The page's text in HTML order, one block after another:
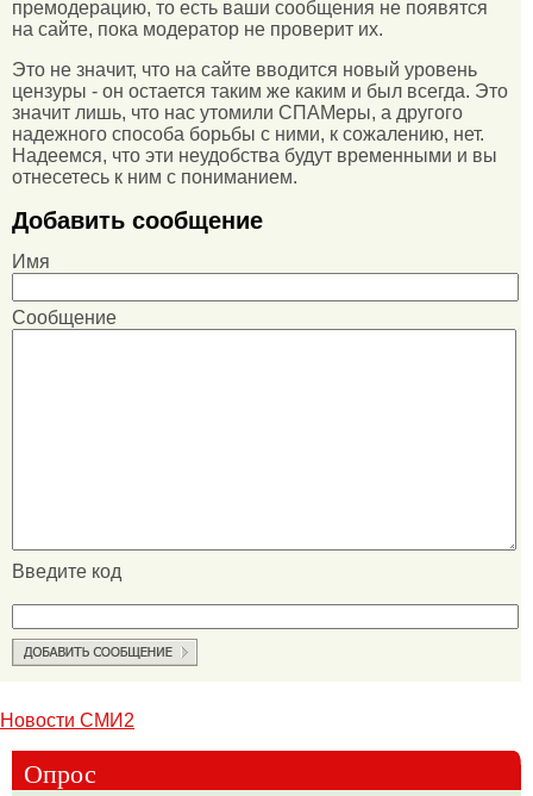
премодерацию, то есть ваши сообщения не появятся
на сайте, пока модератор не проверит их.
Это не значит, что на сайте вводится новый уровень
цензуры - он остается таким же каким и был всегда. Это
значит лишь, что нас утомили СПАМеры, а другого
надежного способа борьбы с ними, к сожалению, нет.
Надеемся, что эти неудобства будут временными и вы
отнесетесь к ним с пониманием.
Добавить сообщение
Имя
Сообщение
Введите код
Новости СМИ2
Опрос